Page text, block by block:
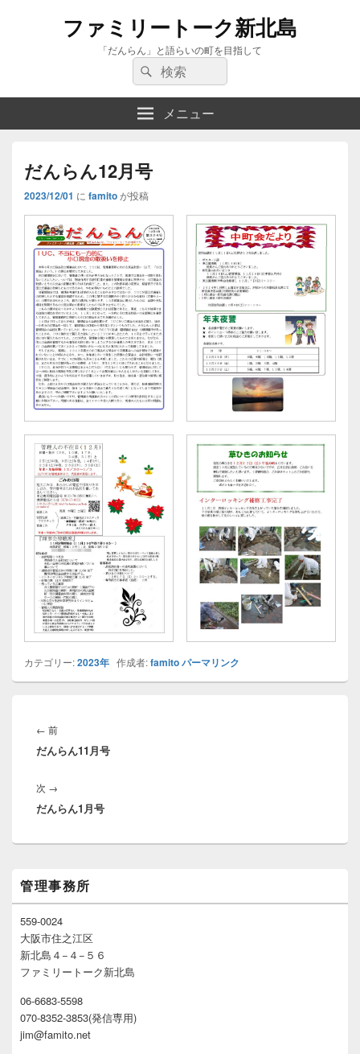
ファミリートーク新北島
「だんらん」と語らいの町を目指して
検
索:
検
索
メニュー
だんらん12月号
2023/12/01 に famitoが投稿
カテゴリー:2023年 作成者:famitoパーマリンク
稿
ナ
ゲ
ー
シ
← 前前
の
だんらん11月号
次 →
の
稿:
だんらん1月号
イ
ン
サ
ド
バ
ィ
ジ
ェ
管理事務所
559-0024
大阪市住之江区
新北島４−４−５６
ファミリートーク新北島
06-6683-5598
070-8352-3853(発信専用)
jim@famito.net